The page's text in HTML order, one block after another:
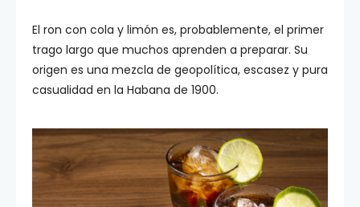
El ron con cola y limón es, probablemente, el primer
trago largo que muchos aprenden a preparar. Su
origen es una mezcla de geopolítica, escasez y pura
casualidad en la Habana de 1900.